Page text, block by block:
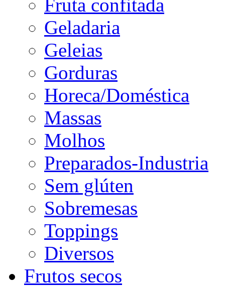
Fruta confitada
Geladaria
Geleias
Gorduras
Horeca/Doméstica
Massas
Molhos
Preparados-Industria
Sem glúten
Sobremesas
Toppings
Diversos
Frutos secos